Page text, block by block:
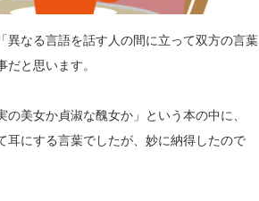
なる言語を話す人の間に立って双方の言葉
と思います。
美女か貞淑な醜女か」という本の中に、
耳にする言葉でしたが、妙に納得したので